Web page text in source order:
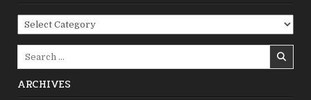
Categories
ARCHIVES